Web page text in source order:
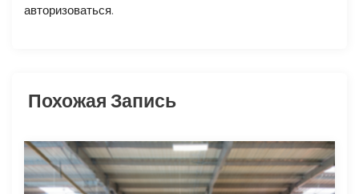
п
и
с
авторизоваться.
Похожая Запись